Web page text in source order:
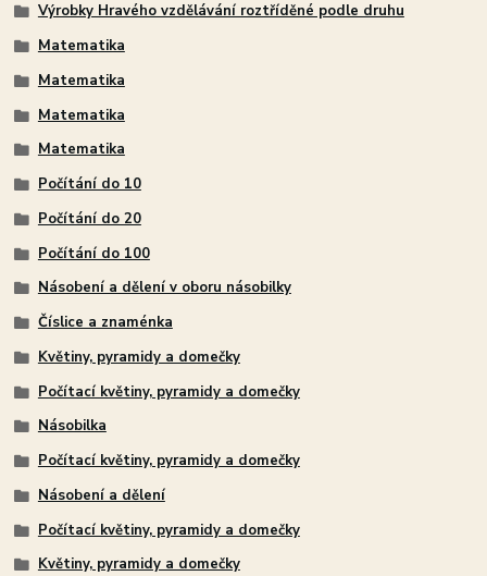
Výrobky Hravého vzdělávání roztříděné podle druhu
Matematika
Matematika
Matematika
Matematika
Počítání do 10
Počítání do 20
Počítání do 100
Násobení a dělení v oboru násobilky
Číslice a znaménka
Květiny, pyramidy a domečky
Počítací květiny, pyramidy a domečky
Násobilka
Počítací květiny, pyramidy a domečky
Násobení a dělení
Počítací květiny, pyramidy a domečky
Květiny, pyramidy a domečky